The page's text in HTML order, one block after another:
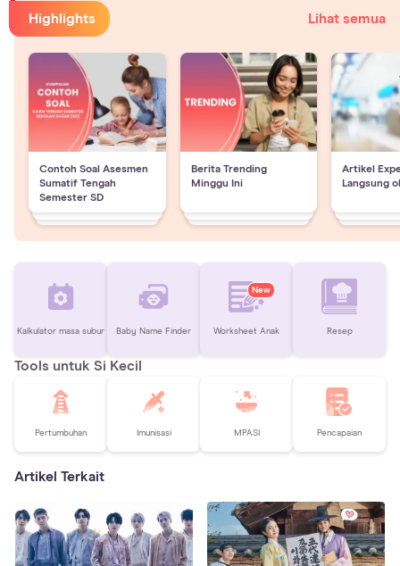
Highlights Lihat semua
Contoh Soal Asesmen
Sumatif Tengah
Semester SD
Berita Trending
Minggu Ini
Artikel
Langsung
Kalkulator masa subur Baby Name Finder
New
Worksheet Anak Resep
Tools untuk Si Kecil
Pertumbuhan Imunisasi MPASI Pencapaian
Artikel Terkait